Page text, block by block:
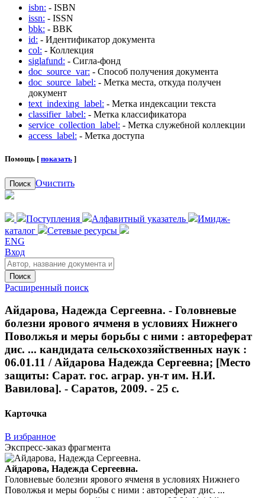
isbn: - ISBN
issn: - ISSN
bbk: - BBK
id: - Идентификатор документа
col: - Коллекция
siglafund: - Сигла-фонд
doc_source_var: - Способ получения документа
doc_source_label: - Метка места, откуда получен
документ
text_indexing_label: - Метка индексации текста
classifier_label: - Метка классификатора
service_collection_label: - Метка служебной коллекции
access_label: - Метка доступа
Помощь [ показать ]
Поиск Очистить
Поступления Алфавитный указатель
Имидж-
каталог
Сетевые ресурсы
ENG
Вход
Поиск
Расширенный поиск
Айдарова, Надежда Сергеевна. - Головневые
болезни ярового ячменя в условиях Нижнего
Поволжья и меры борьбы с ними : автореферат
дис. ... кандидата сельскохозяйственных наук :
06.01.11 / Айдарова Надежда Сергеевна; [Место
защиты: Сарат. гос. аграр. ун-т им. Н.И.
Вавилова]. - Саратов, 2009. - 25 с.
Карточка
В избранное
Экспресс-заказ фрагмента
Айдарова, Надежда Сергеевна.
Головневые болезни ярового ячменя в условиях Нижнего
Поволжья и меры борьбы с ними : автореферат дис. ...